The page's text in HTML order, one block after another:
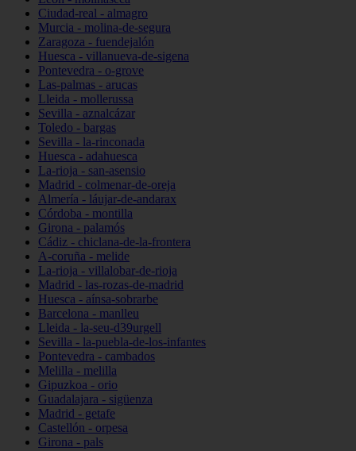
Ciudad-real - almagro
Murcia - molina-de-segura
Zaragoza - fuendejalón
Huesca - villanueva-de-sigena
Pontevedra - o-grove
Las-palmas - arucas
Lleida - mollerussa
Sevilla - aznalcázar
Toledo - bargas
Sevilla - la-rinconada
Huesca - adahuesca
La-rioja - san-asensio
Madrid - colmenar-de-oreja
Almería - láujar-de-andarax
Córdoba - montilla
Girona - palamós
Cádiz - chiclana-de-la-frontera
A-coruña - melide
La-rioja - villalobar-de-rioja
Madrid - las-rozas-de-madrid
Huesca - aínsa-sobrarbe
Barcelona - manlleu
Lleida - la-seu-d39urgell
Sevilla - la-puebla-de-los-infantes
Pontevedra - cambados
Melilla - melilla
Gipuzkoa - orio
Guadalajara - sigüenza
Madrid - getafe
Castellón - orpesa
Girona - pals